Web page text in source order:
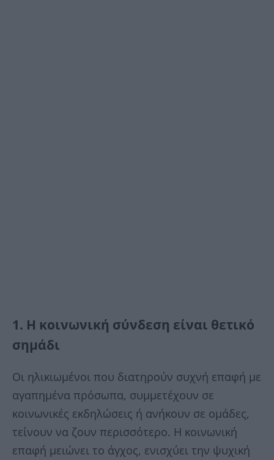
1. Η κοινωνική σύνδεση είναι θετικό
σημάδι
Οι ηλικιωμένοι που διατηρούν συχνή επαφή με
αγαπημένα πρόσωπα, συμμετέχουν σε
κοινωνικές εκδηλώσεις ή ανήκουν σε ομάδες,
τείνουν να ζουν περισσότερο. Η κοινωνική
επαφή μειώνει το άγχος, ενισχύει την ψυχική